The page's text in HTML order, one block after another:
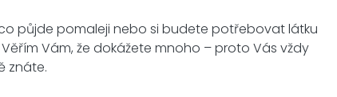
půjde pomaleji nebo si budete potřebovat látku
Vám, že dokážete mnoho – proto Vás vždy
znáte.